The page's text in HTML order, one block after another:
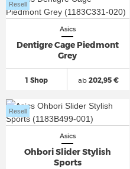
Asics
Dentigre Cage Piedmont
Grey
1 Shop
Resell
ab202,95 €
Asics
Ohbori Slider Stylish
Sports
Resell